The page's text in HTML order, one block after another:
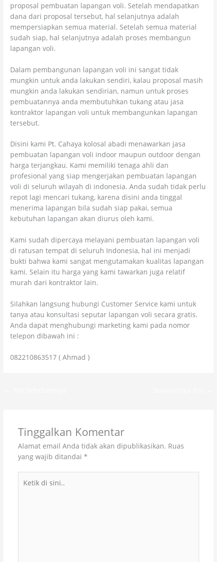
proposal pembuatan lapangan voli. Setelah mendapatkan
dana dari proposal tersebut, hal selanjutnya adalah
mempersiapkan semua material. Setelah semua material
sudah siap, hal selanjutnya adalah proses membangun
lapangan voli.
Dalam pembangunan lapangan voli ini sangat tidak
mungkin untuk anda lakukan sendiri, kalau proposal masih
mungkin anda lakukan sendirian, namun untuk proses
pembuatannya anda membutuhkan tukang atau jasa
kontraktor lapangan voli untuk membangunkan lapangan
tersebut.
Disini kami Pt. Cahaya kolosal abadi menawarkan jasa
pembuatan lapangan voli indoor maupun outdoor dengan
harga terjangkau. Kami memiliki tenaga ahli dan
profesional yang siap mengerjakan pembuatan lapangan
voli di seluruh wilayah di indonesia. Anda sudah tidak perlu
repot lagi mencari tukang, karena disini anda tinggal
menerima lapangan bila sudah siap pakai, semua
kebutuhan lapangan akan diurus oleh kami.
Kami sudah dipercaya melayani pembuatan lapangan voli
di ratusan tempat di seluruh Indonesia, hal ini menjadi
bukti bahwa kami sangat mengutamakan kualitas lapangan
kami. Selain itu harga yang kami tawarkan juga relatif
murah dari kontraktor lain.
Silahkan langsung hubungi Customer Service kami untuk
tanya atau konsultasi seputar lapangan voli secara gratis.
Anda dapat menghubungi marketing kami pada nomor
telepon dibawah ini :
082210863517 ( Ahmad )
Tinggalkan Komentar
Alamat email Anda tidak akan dipublikasikan. Ruas
yang wajib ditandai *